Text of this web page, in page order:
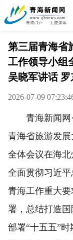
第三届青海省
工作领导小组
吴晓军讲话
2026-07-09
青海新闻网·
青海省旅游发
全体会议在海北
全面贯彻习近
青海工作重大
署，总结打造国
部署“十五五”时